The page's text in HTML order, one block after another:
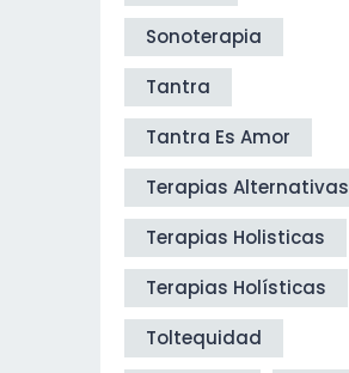
Sonoterapia
Tantra
Tantra Es Amor
Terapias Alternativas
Terapias Holisticas
Terapias Holísticas
Toltequidad